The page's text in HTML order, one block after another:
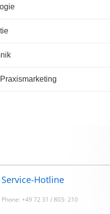
Service-Hotline
Phone: +49 72 31 / 803- 210